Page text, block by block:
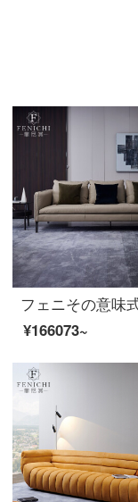
¥166073~